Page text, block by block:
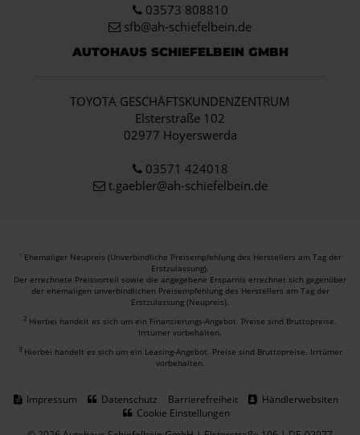
03573 808810
sfb@ah-schiefelbein.de
AUTOHAUS SCHIEFELBEIN GMBH
TOYOTA GESCHÄFTSKUNDENZENTRUM
Elsterstraße 102
02977 Hoyerswerda
03571 424018
t.gaebler@ah-schiefelbein.de
1 Ehemaliger Neupreis (Unverbindliche Preisempfehlung des Herstellers am Tag der
Erstzulassung).
Der errechnete Preisvorteil sowie die angegebene Ersparnis errechnet sich gegenüber
der ehemaligen unverbindlichen Preisempfehlung des Herstellers am Tag der
Erstzulassung (Neupreis).
2 Hierbei handelt es sich um ein Finanzierungs-Angebot. Preise sind Bruttopreise.
Irrtümer vorbehalten.
3 Hierbei handelt es sich um ein Leasing-Angebot. Preise sind Bruttopreise. Irrtümer
vorbehalten.
Impressum Datenschutz Barrierefreiheit
Händlerwebsiten
Cookie Einstellungen